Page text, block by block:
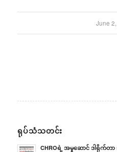
June
ရုပ်သံသတင်း
CHROရဲ့ အမှုဆောင် ဒါရို